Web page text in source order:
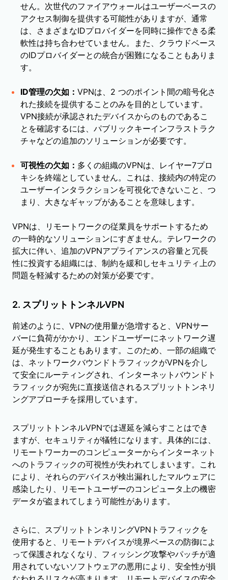
せん。次世代のファイアウォールはユーザーベースの
アクセス制御を提供する可能性がありますが、通常
は、さまざまなIDプロバイダーを同時に操作できる柔
軟性は持ち合わせていません。また、クラウドベース
のIDプロバイダーとの統合が困難になることもありま
す。
ID管理の欠如： VPNは、2 つのポイント間の暗号化さ
れた接続を提供することのみを目的としています。
VPN接続が承認されたデバイスからのものであるこ
とを確認するには、パブリックキーインフラストラク
チャなどの追加のソリューションが必要です。
可視性の欠如： 多くの組織のVPNは、レイヤー7プロ
キシを終端としていません。これは、接続内の特定の
ユーザーインタラクションを可視化できないこと、つ
まり、大きなギャップがあることを意味します。
VPNは、リモートワークの従業員をサポートするため
の一時的なソリューションにすぎません。テレワークの
拡大に伴い、追加のVPNアプライアンスの容量と冗長
性に投資する組織には、制約を緩和しセキュリティ上の
問題を軽減するための対策が必要です。
2. スプリットトンネルVPN
前述のように、VPNの使用量が急増すると、VPNサー
バーに負荷がかかり、エンドユーザーにネットワーク遅
延が発生することもあります。このため、一部の組織で
は、ネットワークバウンドトラフィックがVPNを介し
て安全にルーティングされ、インターネットバウンドト
ラフィックが宛先に直接送信されるスプリットトンネリ
ングアプローチを採用しています。
スプリットトンネルVPNでは遅延を減らすことはでき
ますが、セキュリティが犠牲になります。具体的には、
リモートワーカーのコンピューターからインターネット
へのトラフィックの可視性が失われてしまいます。これ
により、それらのデバイスが検出漏れしたマルウェアに
感染したり、リモートユーザーのコンピュータ上の機密
データが盗まれてしまう可能性があります。
さらに、スプリットトンネリングVPNトラフィックを
使用すると、リモートデバイスが境界ベースの防御によ
って保護されなくなり、フィッシング攻撃やパッチが適
用されていないソフトウェアの悪用により、安全性が損